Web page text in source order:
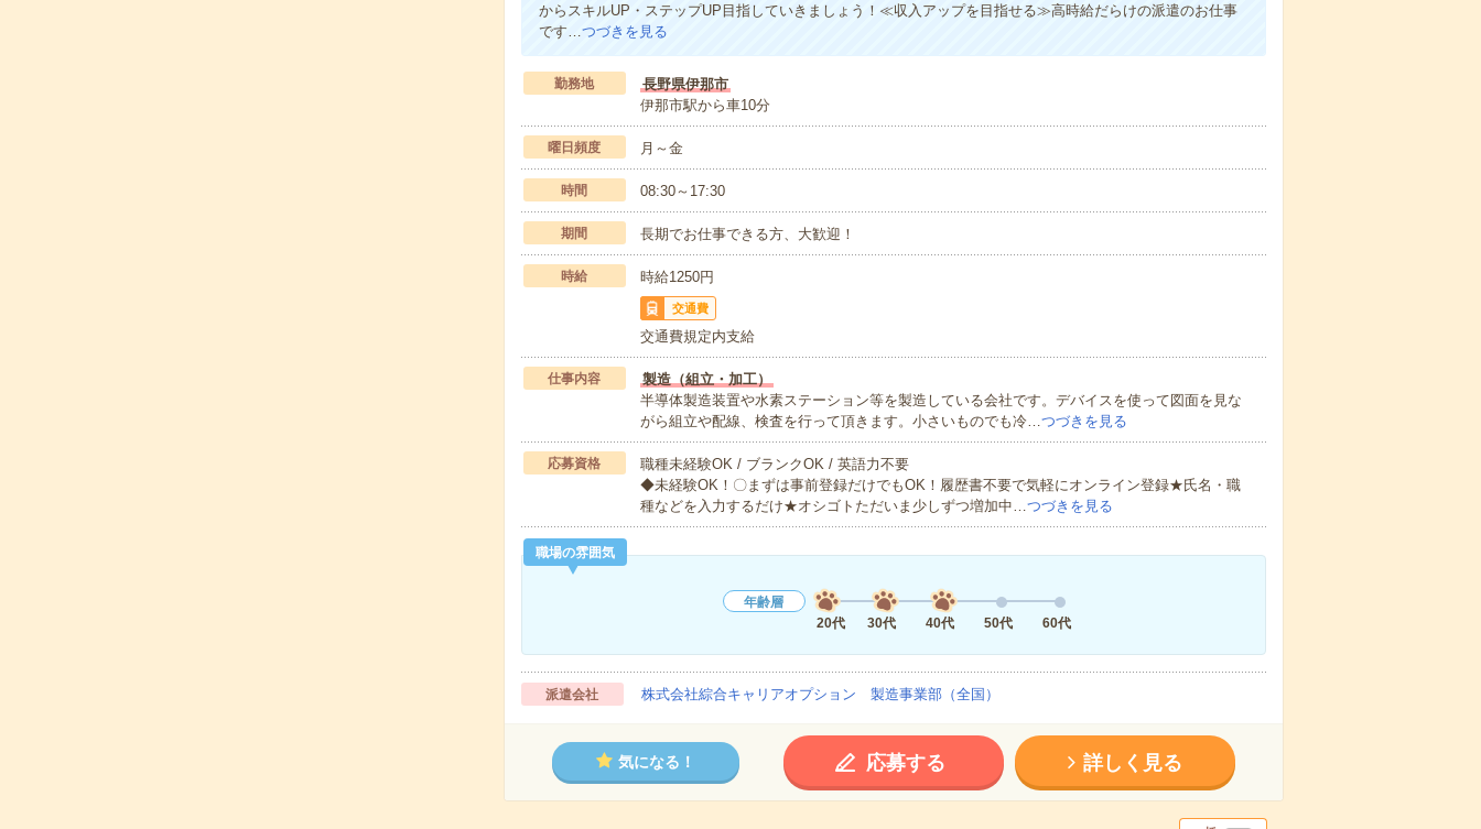
からスキルUP・ステップUP目指していきましょう！≪収入アップを目指せる≫高時給だらけの派遣のお仕事
です… つづきを見る
勤務地
長野県伊那市
伊那市駅から車10分
曜日頻度 月～金
時間 08:30～17:30
期間 長期でお仕事できる方、大歓迎！
時給 時給1250円
交通費
交通費規定内支給
仕事内容
製造（組立・加工）
半導体製造装置や水素ステーション等を製造している会社です。デバイスを使って図面を見な
がら組立や配線、検査を行って頂きます。小さいものでも冷… つづきを見る
応募資格
職種未経験OK / ブランクOK / 英語力不要
◆未経験OK！〇まずは事前登録だけでもOK！履歴書不要で気軽にオンライン登録★氏名・職
種などを入力するだけ★オシゴトただいま少しずつ増加中… つづきを見る
職場の雰囲気
年齢層
20代
30代 40代 50代 60代
派遣会社 株式会社綜合キャリアオプション 製造事業部（全国）
気になる！ 応募する 詳しく見る